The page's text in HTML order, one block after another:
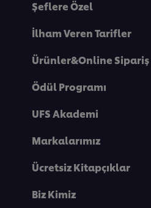
Şeflere Özel
İlham Veren Tarifler
Ürünler&Online Sipariş
Ödül Programı
UFS Akademi
Markalarımız
Ücretsiz Kitapçıklar
Biz Kimiz